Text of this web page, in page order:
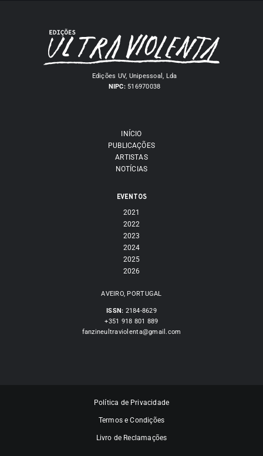
Edições UV, Unipessoal, Lda
NIPC:516970038
INÍCIO
PUBLICAÇÕES
ARTISTAS
NOTÍCIAS
EVENTOS
2021
2022
2023
2024
2025
2026
AVEIRO, PORTUGAL
ISSN: 2184-8629
+351 918 801 889
fanzineultraviolenta@gmail.com
Política de Privacidade
Termos e Condições
Livro de Reclamações